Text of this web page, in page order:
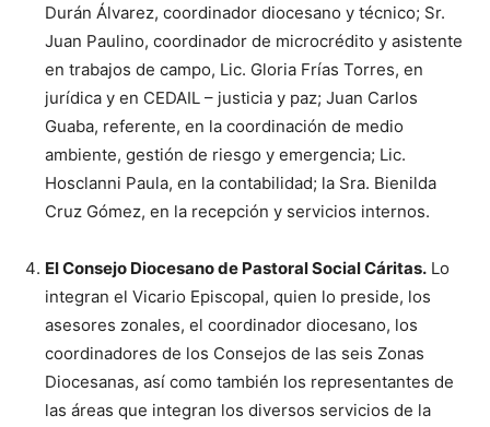
Durán Álvarez, coordinador diocesano y técnico; Sr.
Juan Paulino, coordinador de microcrédito y asistente
en trabajos de campo, Lic. Gloria Frías Torres, en
jurídica y en CEDAIL – justicia y paz; Juan Carlos
Guaba, referente, en la coordinación de medio
ambiente, gestión de riesgo y emergencia; Lic.
Hosclanni Paula, en la contabilidad; la Sra. Bienilda
Cruz Gómez, en la recepción y servicios internos.
El Consejo Diocesano de Pastoral Social Cáritas. Lo
integran el Vicario Episcopal, quien lo preside, los
asesores zonales, el coordinador diocesano, los
coordinadores de los Consejos de las seis Zonas
Diocesanas, así como también los representantes de
las áreas que integran los diversos servicios de la